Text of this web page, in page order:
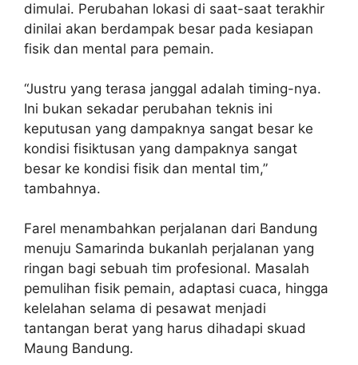
dimulai. Perubahan lokasi di saat-saat terakhir
dinilai akan berdampak besar pada kesiapan
fisik dan mental para pemain.
“Justru yang terasa janggal adalah timing-nya.
Ini bukan sekadar perubahan teknis ini
keputusan yang dampaknya sangat besar ke
kondisi fisiktusan yang dampaknya sangat
besar ke kondisi fisik dan mental tim,”
tambahnya.
Farel menambahkan perjalanan dari Bandung
menuju Samarinda bukanlah perjalanan yang
ringan bagi sebuah tim profesional. Masalah
pemulihan fisik pemain, adaptasi cuaca, hingga
kelelahan selama di pesawat menjadi
tantangan berat yang harus dihadapi skuad
Maung Bandung.